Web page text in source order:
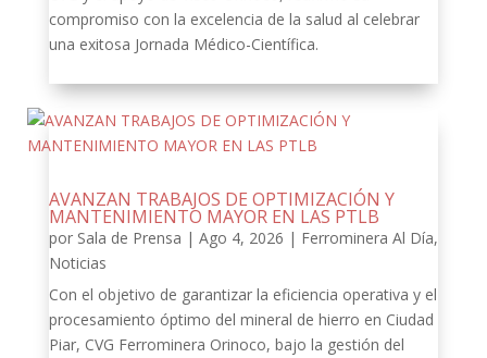
compromiso con la excelencia de la salud al celebrar
una exitosa Jornada Médico-Científica.
AVANZAN TRABAJOS DE OPTIMIZACIÓN Y
MANTENIMIENTO MAYOR EN LAS PTLB
por Sala de Prensa | Ago 4, 2026 | Ferrominera Al Día,
Noticias
Con el objetivo de garantizar la eficiencia operativa y el
procesamiento óptimo del mineral de hierro en Ciudad
Piar, CVG Ferrominera Orinoco, bajo la gestión del